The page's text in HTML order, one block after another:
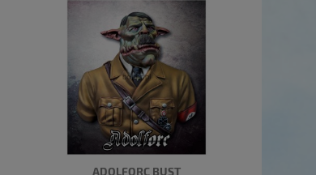
ADOLFORC BUST